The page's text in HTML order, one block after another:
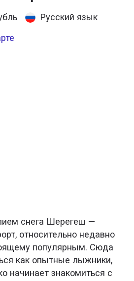
Русский язык
снега Шерегеш —
относительно недавно
популярным. Сюда
как опытные лыжники,
начинает знакомиться с